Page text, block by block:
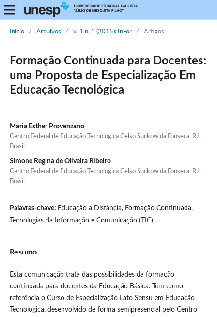
Início / Arquivos / v. 1 n. 1 (2015): InFor / Artigos
Formação Continuada para Docentes:
uma Proposta de Especialização Em
Educação Tecnológica
Maria Esther Provenzano
Centro Federal de Educação Tecnológica Celso Suckow da Fonseca, RJ,
Brasil
Simone Regina de Oliveira Ribeiro
Centro Federal de Educação Tecnológica Celso Suckow da Fonseca, RJ,
Brasil
Palavras-chave: Educação a Distância, Formação Continuada,
Tecnologias da Informação e Comunicação (TIC)
Resumo
Esta comunicação trata das possibilidades da formação
continuada para docentes da Educação Básica. Tem como
referência o Curso de Especialização Lato Sensu em Educação
Tecnológica, desenvolvido de forma semipresencial pelo Centro